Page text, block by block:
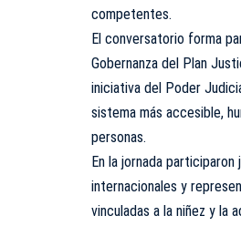
competentes.
El conversatorio forma
Gobernanza del Plan
iniciativa del Poder
sistema más accesible,
personas.
En la jornada
internacionales y
vinculadas a la niñez y la